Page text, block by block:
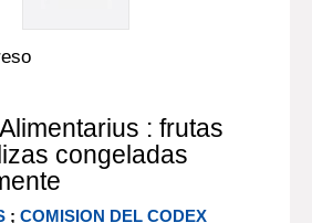
: frutas
congeladas
;COMISION DEL CODEX